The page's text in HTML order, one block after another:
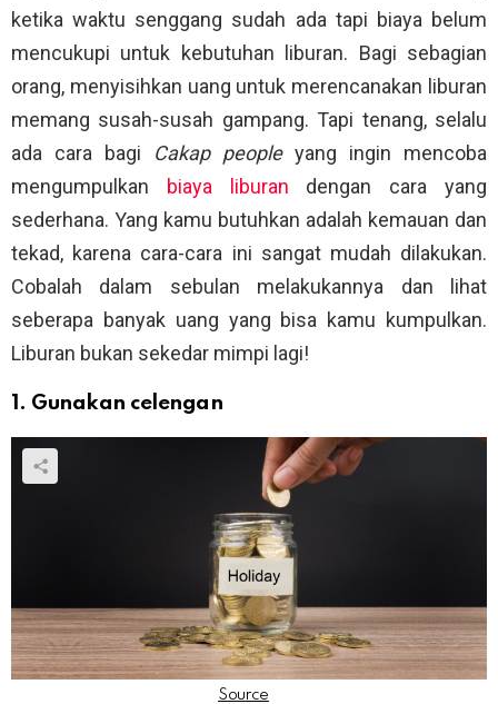
ketika waktu senggang sudah ada tapi biaya belum
mencukupi untuk kebutuhan liburan. Bagi sebagian
orang, menyisihkan uang untuk merencanakan liburan
memang susah-susah gampang. Tapi tenang, selalu
ada cara bagi Cakap peopleyang ingin mencoba
mengumpulkan
biaya liburan dengan cara yang
sederhana. Yang kamu butuhkan adalah kemauan dan
tekad, karena cara-cara ini sangat mudah dilakukan.
Cobalah dalam sebulan melakukannya dan lihat
seberapa banyak uang yang bisa kamu kumpulkan.
Liburan bukan sekedar mimpi lagi!
1. Gunakan celengan